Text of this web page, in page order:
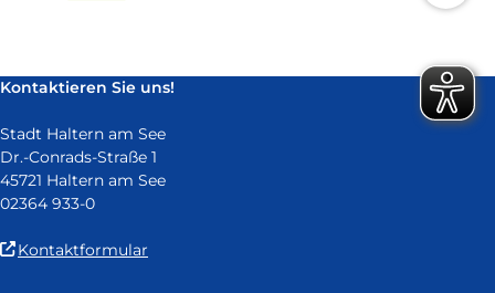
Kontaktieren Sie uns!
Stadt Haltern am See
Dr.-Conrads-Straße 1
45721 Haltern am See
02364 933-0
Kontaktformular